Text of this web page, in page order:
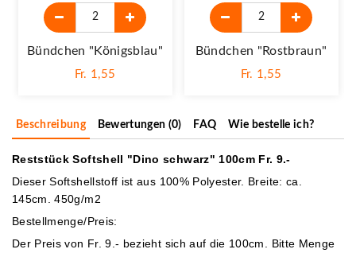
Bündchen "königsblau"
Fr. 1,55
Bündchen "Rostbraun"
Fr. 1,55
Beschreibung Bewertungen (0) FAQ Wie bestelle ich?
Reststück Softshell "Dino schwarz" 100cm Fr. 9.-
Dieser Softshellstoff ist aus 100% Polyester. Breite: ca.
145cm. 450g/m2
Bestellmenge/Preis:
Der Preis von Fr. 9 .- bezieht sich auf die 100cm. Bitte Menge